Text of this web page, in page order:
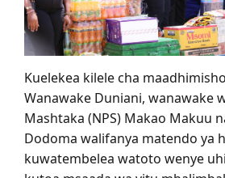
Kuelekea kilele cha
Wanawake Duniani, wanawake
Mashtaka (NPS) Makao Makuu
Dodoma walifanya matendo ya
kuwatembelea watoto wenye